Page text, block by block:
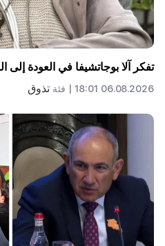
تفكر آلا بوجاتشيفا في العودة
06.08.2026 18:01 | فئة تذوق